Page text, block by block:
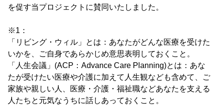
を促す当プロジェクトに賛同いたしました。
※1：
「リビング・ウィル」とは：あなたがどんな医療を受けた
いかを、ご自身であらかじめ意思表明しておくこと。
「人生会議」(ACP：Advance Care Planning)とは：あな
たが受けたい医療や介護に加えて人生観なども含めて、ご
家族や親しい人、医療・介護・福祉職などあなたを支える
人たちと元気なうちに話しあっておくこと。